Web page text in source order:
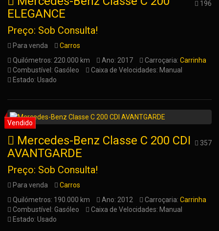
196
ELEGANCE
Preço: Sob Consulta!
Para venda
Carros
Quilómetros: 220.000 km
Ano: 2017 Carroçaria: Carrinha
Combustível: Gasóleo
Caixa de Velocidades: Manual
Estado: Usado
357
Mercedes-Benz Classe C 200 CDI
AVANTGARDE
Preço: Sob Consulta!
Para venda
Carros
Quilómetros: 190.000 km
Ano: 2012 Carroçaria: Carrinha
Combustível: Gasóleo
Caixa de Velocidades: Manual
Estado: Usado